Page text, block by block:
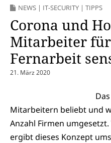
NEWS | IT-SECURITY | TIPPS
Corona und
Mitarbeiter
Fernarbeit
21. März 2020
Mitarbeitern beliebt und
Anzahl Firmen
ergibt dieses Konzept